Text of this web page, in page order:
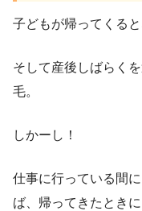
子どもが帰ってくる
そして産後しばらく
毛。
しかーし！
仕事に行っている間
ば、帰ってきたとき